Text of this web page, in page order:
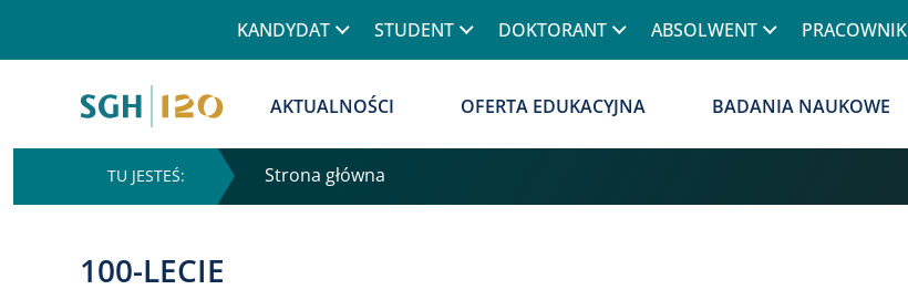
KANDYDAT STUDENT DOKTORANT ABSOLWENT PRACOWNIK
AKTUALNOŚCI
OFERTA EDUKACYJNA BADANIA NAUKOWE
Strona główna
100-LECIE